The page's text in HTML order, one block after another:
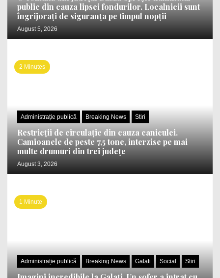
public din cauza lipsei fondurilor. Localnicii sunt
îngrijorați de siguranța pe timpul nopții
August 5, 2026
2 Minutes
Administrație publică Breaking News Stiri
Restricții de circulație din cauza caniculei.
Camioanele de peste 7,5 tone, interzise pe mai
multe drumuri din trei județe
August 3, 2026
1 Minute
Administrație publică Breaking News Galati Social Stiri